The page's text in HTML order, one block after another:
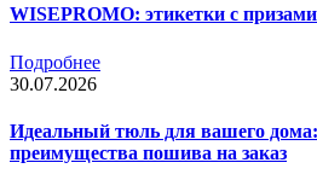
WISEPROMO: этикетки с
Подробнее
30.07.2026
Идеальный тюль для вашего
преимущества пошива на заказ